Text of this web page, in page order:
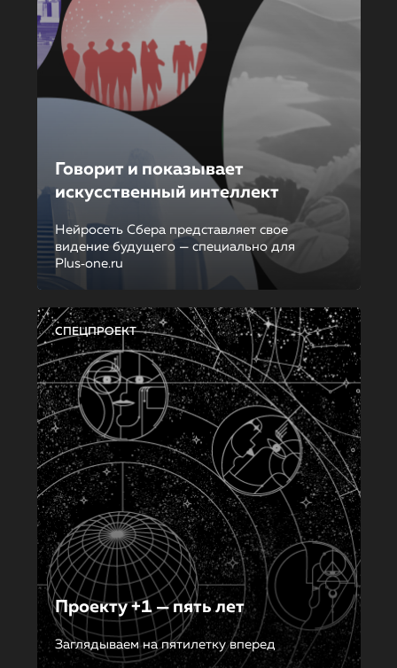
Говорит и показывает
искусственный интеллект
Нейросеть Сбера представляет свое
видение будущего — специально для
Plus‑one.ru
СПЕЦПРОЕКТ
Проекту +1 — пять лет
Заглядываем на пятилетку вперед